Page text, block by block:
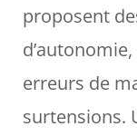
proposent
erreurs de
surtensions.